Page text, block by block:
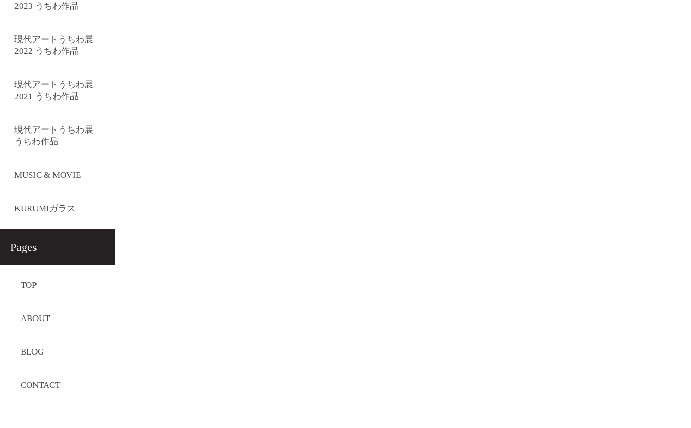
Pages
TOP
ABOUT
BLOG
CONTACT
2023 うちわ作品
現代アートうちわ展
2022 うちわ作品
現代アートうちわ展
2021 うちわ作品
現代アートうちわ展
うちわ作品
MUSIC & MOVIE
KURUMIガラス